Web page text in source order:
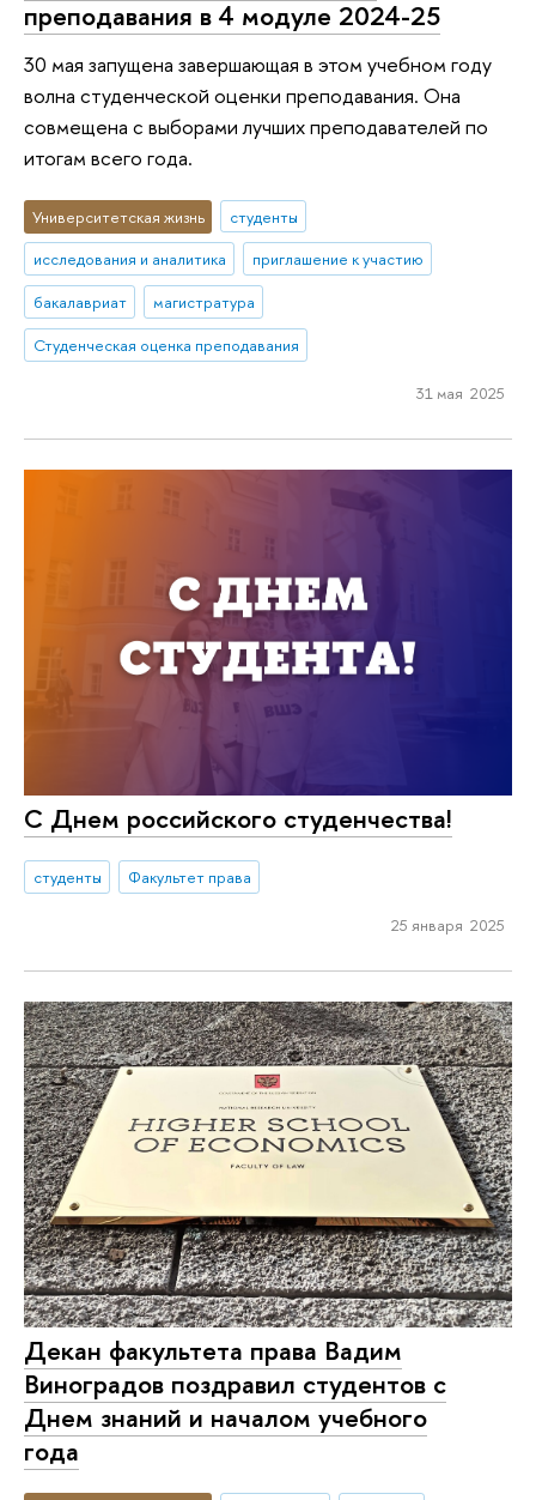
преподавания в 4 модуле 2024-25
30 мая запущена завершающая в этом учебном году
волна студенческой оценки преподавания. Она
совмещена с выборами лучших преподавателей по
итогам всего года.
Университетская жизнь
студенты
исследования и аналитика
приглашение к участию
бакалавриат
магистратура
Студенческая оценка преподавания
31 мая 2025
С Днем российского студенчества!
студенты Факультет права
25 января 2025
Декан факультета права Вадим
Виноградов поздравил студентов с
Днем знаний и началом учебного
года